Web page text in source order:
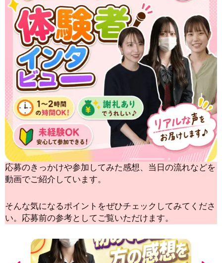
応募のきっかけや参加してみた感想、当日の流れなどを
動画でご紹介しています。
そんな気になるポイントをぜひチェックしてみてくださ
い。応募前の参考としてご覧いただけます。